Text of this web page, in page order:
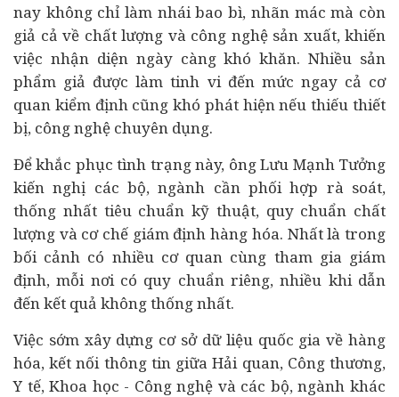
nay không chỉ làm nhái bao bì, nhãn mác mà còn
giả cả về chất lượng và công nghệ sản xuất, khiến
việc nhận diện ngày càng khó khăn. Nhiều sản
phẩm giả được làm tinh vi đến mức ngay cả cơ
quan kiểm định cũng khó phát hiện nếu thiếu thiết
bị, công nghệ chuyên dụng.
Để khắc phục tình trạng này, ông Lưu Mạnh Tưởng
kiến nghị các bộ, ngành cần phối hợp rà soát,
thống nhất tiêu chuẩn kỹ thuật, quy chuẩn chất
lượng và cơ chế giám định hàng hóa. Nhất là trong
bối cảnh có nhiều cơ quan cùng tham gia giám
định, mỗi nơi có quy chuẩn riêng, nhiều khi dẫn
đến kết quả không thống nhất.
Việc sớm xây dựng cơ sở dữ liệu quốc gia về hàng
hóa, kết nối thông tin giữa Hải quan, Công thương,
Y tế, Khoa học - Công nghệ và các bộ, ngành khác